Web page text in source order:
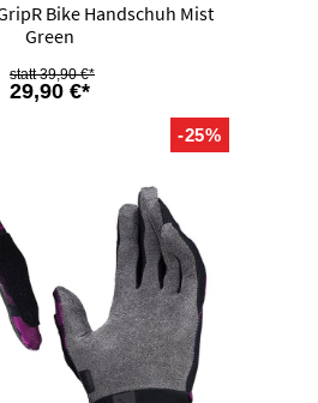
Bike Handschuh Mist
Green
29,90 €*
39,90 €*
-25%